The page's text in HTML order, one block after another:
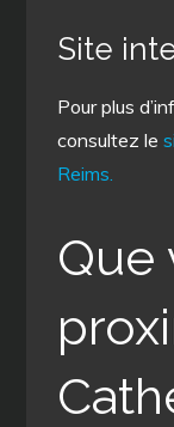
Site
Pour plus
consultez le
Reims.
Que